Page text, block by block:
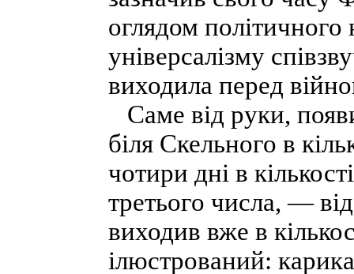
оглядом політичного
універсалізму
виходила перед
Саме від руки,
біля Скельного в
чотири дні в
третього числа, —
виходив вже в
ілюстрований: